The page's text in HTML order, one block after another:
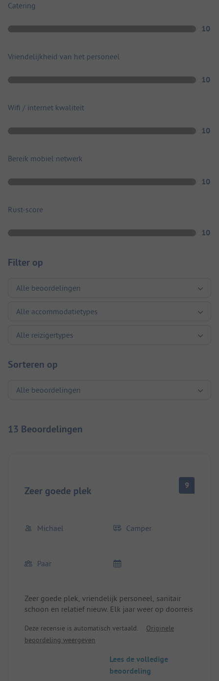
Catering
10
Vriendelijkheid van het personeel
10
Wifi / internet kwaliteit
10
Bereik mobiel netwerk
10
Rust-score
10
Filter op
Sorteren op
13 Beoordelingen
Zeer goede plek 9
Michael Camper
Paar
Zeer goede plek, vriendelijk personeel, sanitair
schoon en relatief nieuw. Elk jaar weer op doorreis
Deze recensie is automatisch vertaald.
Originele
beoordeling weergeven
Lees de volledige
beoordeling